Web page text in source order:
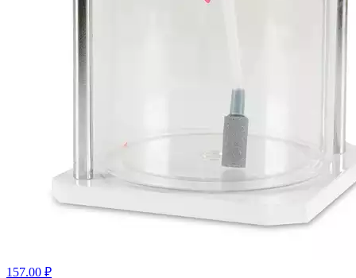
157.00 ₽